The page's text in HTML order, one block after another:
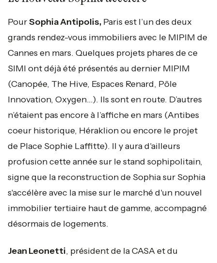
PourSophia Antipolis, Paris est l’un des deux
grands rendez-vous immobiliers avec le MIPIM de
Cannes en mars. Quelques projets phares de ce
SIMI ont déjà été présentés au dernier MIPIM
(Canopée, The Hive, Espaces Renard, Pôle
Innovation, Oxygen…). Ils sont en route. D’autres
n’étaient pas encore à l’affiche en mars (Antibes
coeur historique, Héraklion ou encore le projet
de Place Sophie Laffitte). Il y aura d'ailleurs
profusion cette année sur le stand sophipolitain,
signe que la reconstruction de Sophia sur Sophia
s'accélère avec la mise sur le marché d'un nouvel
immobilier tertiaire haut de gamme, accompagné
désormais de logements.
Jean Leonetti, président de la CASA et du